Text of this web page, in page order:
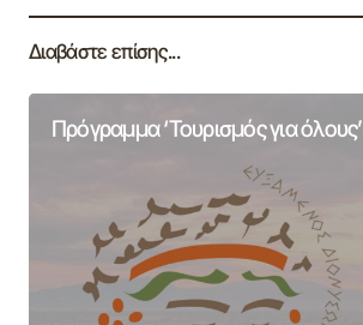
Διαβάστε επίσης...
Πρόγραμμα ‘Τουρισμός για όλους’